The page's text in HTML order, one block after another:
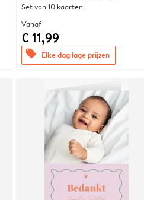
Set van 10 kaarten
Vanaf
€ 11,99
offers Elke dag lage prijzen